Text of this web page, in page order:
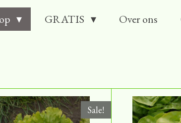
GRATIS Over ons
Sale!